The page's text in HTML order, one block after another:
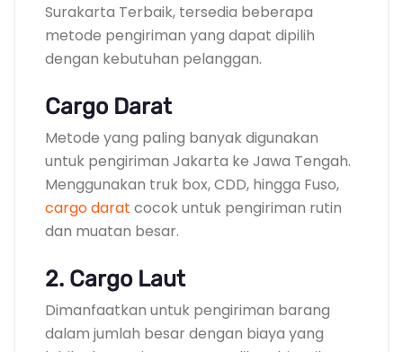
Surakarta Terbaik, tersedia beberapa
metode pengiriman yang dapat dipilih
dengan kebutuhan pelanggan.
Cargo Darat
Metode yang paling banyak digunakan
untuk pengiriman Jakarta ke Jawa Tengah.
Menggunakan truk box, CDD, hingga Fuso,
cargo darat cocok untuk pengiriman rutin
dan muatan besar.
2. Cargo Laut
Dimanfaatkan untuk pengiriman barang
dalam jumlah besar dengan biaya yang